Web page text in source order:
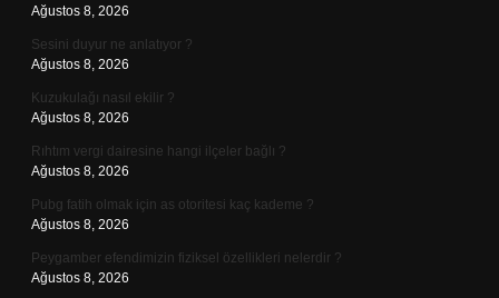
Ağustos 8, 2026
Sesini duyur ne anlatıyor ?
Ağustos 8, 2026
Kuzukulağı nasıl ekilir ?
Ağustos 8, 2026
Rıhtım vergi dairesine hangi ilçeler bağlı ?
Ağustos 8, 2026
Pubg fatih olmak için as otoritesi kaç kademe ?
Ağustos 8, 2026
Peygamber efendimizin fiziksel özellikleri nelerdir ?
Ağustos 8, 2026